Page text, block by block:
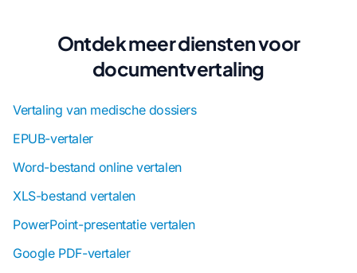
Ontdek meer diensten voor
documentvertaling
Vertaling van medische dossiers
EPUB-vertaler
Word-bestand online vertalen
XLS-bestand vertalen
PowerPoint-presentatie vertalen
Google PDF-vertaler